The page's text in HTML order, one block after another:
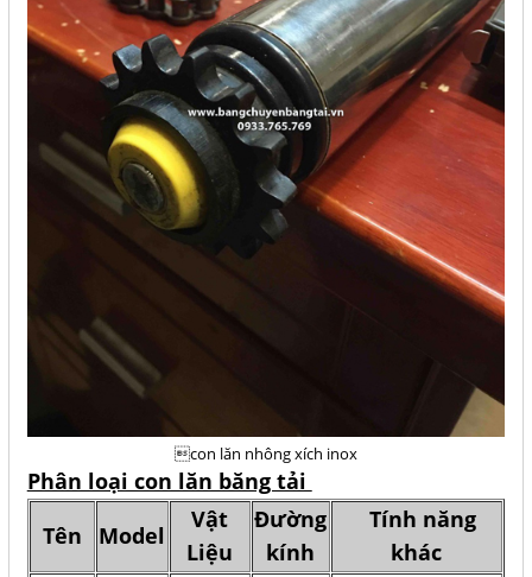
con lăn nhông xích inox
Phân loại con lăn băng tải
Tên
Model
Vật
Liệu
Đường
kính
Tính năng
khác